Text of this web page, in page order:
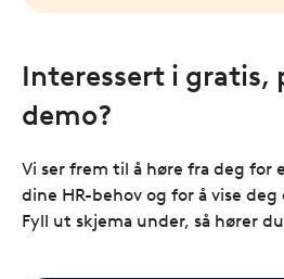
Interessert i gratis,
demo?
Vi ser frem til å høre fra deg for
dine HR-behov og for å vise
Fyll ut skjema under, så hører